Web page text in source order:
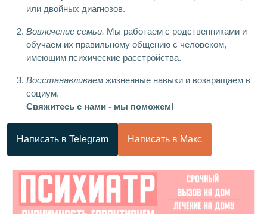
или двойных диагнозов.
Вовлечение семьи. Мы работаем с родственниками и
обучаем их правильному общению с человеком,
имеющим психические расстройства.
Восстанавливаем жизненные навыки и возвращаем в
социум.
Свяжитесь с нами - мы поможем!
Написать в Telegram Написать в Макс